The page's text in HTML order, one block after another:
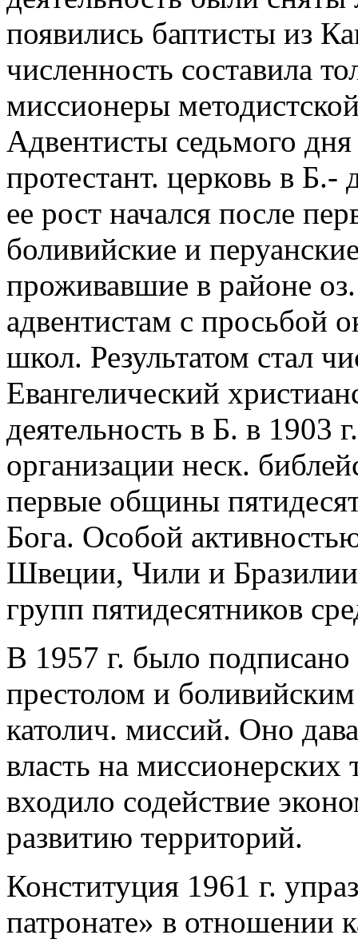
появились баптисты из
численность составила
миссионеры
Адвентисты седьмого
протестант. церковь в
ее рост начался после
боливийские и
проживавшие в районе
адвентистам с просьбой
школ. Результатом стал
Евангелический
деятельность в Б. в 1903
организации неск.
первые общины
Бога. Особой
Швеции, Чили и
групп пятидесятников
В 1957 г. было
престолом и
католич. миссий. Оно
власть на
входило содействие
развитию территорий.
Конституция 1961 г.
патронате» в отношении